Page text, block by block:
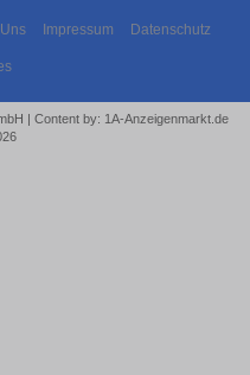
Impressum Datenschutz
| Content by: 1A-Anzeigenmarkt.de